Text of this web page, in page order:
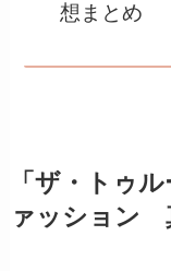
想まとめ
「ザ・トゥ
ァッション